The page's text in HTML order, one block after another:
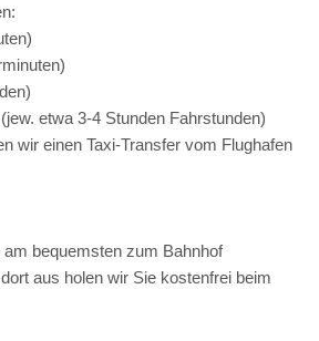
etwa 3-4 Stunden Fahrstunden)
wir einen Taxi-Transfer vom Flughafen
bequemsten zum Bahnhof
aus holen wir Sie kostenfrei beim